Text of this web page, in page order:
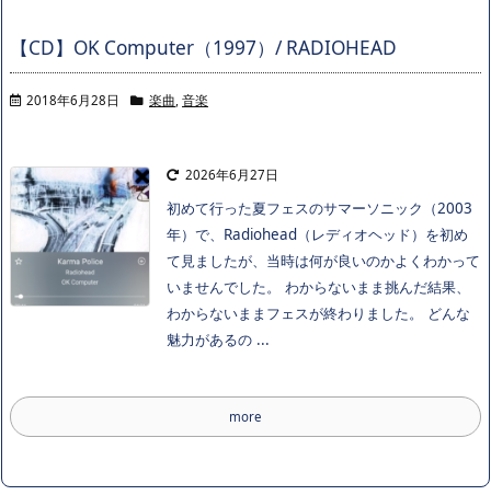
【CD】OK Computer（1997）/ RADIOHEAD
2018年6月28日 楽曲, 音楽
2026年6月27日
初めて行った夏フェスのサマーソニック（2003
年）で、Radiohead（レディオヘッド）を初め
て見ましたが、当時は何が良いのかよくわかって
いませんでした。 わからないまま挑んだ結果、
わからないままフェスが終わりました。 どんな
魅力があるの ...
more